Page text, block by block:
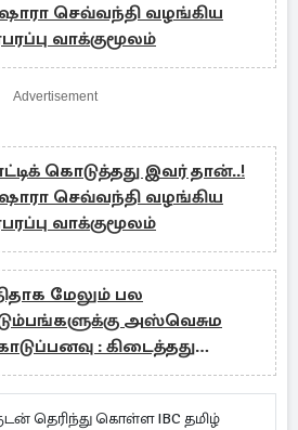
செவ்வந்தி வழங்கிய
வாக்குமூலம்
Advertisement
கொடுத்தது இவர் தான்..!
செவ்வந்தி வழங்கிய
வாக்குமூலம்
மேலும் பல
அஸ்வெசும
: கிடைத்தது
தெரிந்து கொள்ள IBC தமிழ்